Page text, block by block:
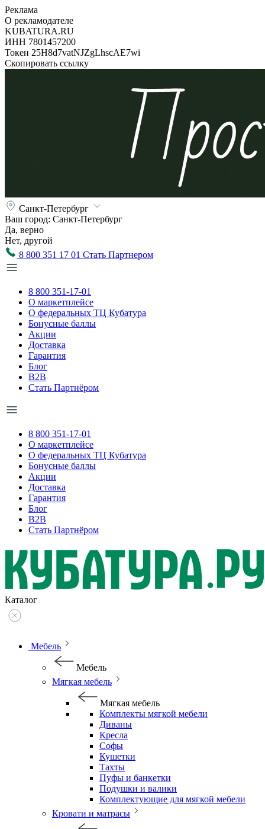
Реклама
О рекламодателе
KUBATURA.RU
ИНН 7801457200
Токен 25H8d7vatNJZgLhscAE7wi
Скопировать ссылку
Санкт-Петербург
Ваш город: Санкт-Петербург
Да, верно
Нет, другой
8 800 351 17 01 Стать Партнером
8 800 351-17-01
О маркетплейсе
О федеральных ТЦ Кубатура
Бонусные баллы
Акции
Доставка
Гарантия
Блог
B2B
Стать Партнёром
8 800 351-17-01
О маркетплейсе
О федеральных ТЦ Кубатура
Бонусные баллы
Акции
Доставка
Гарантия
Блог
B2B
Стать Партнёром
Каталог
Мебель
Мебель
Мягкая мебель
Мягкая мебель
Комплекты мягкой мебели
Диваны
Кресла
Софы
Кушетки
Тахты
Пуфы и банкетки
Подушки и валики
Комплектующие для мягкой мебели
Кровати и матрасы